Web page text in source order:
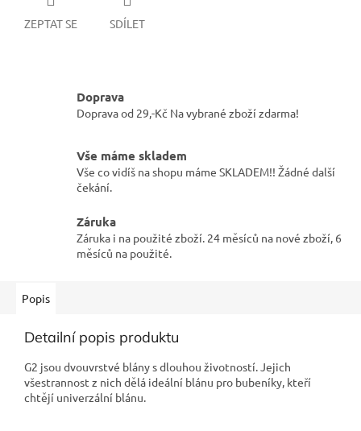
ZEPTAT SE SDÍLET
Doprava
Doprava od 29,-Kč Na vybrané zboží zdarma!
Vše máme skladem
Vše co vidíš na shopu máme SKLADEM!! Žádné další
čekání.
Záruka
Záruka i na použité zboží. 24 měsíců na nové zboží, 6
měsíců na použité.
Popis
Detailní popis produktu
G2 jsou dvouvrstvé blány s dlouhou životností. Jejich
všestrannost z nich dělá ideální blánu pro bubeníky, kteří
chtějí univerzální blánu.